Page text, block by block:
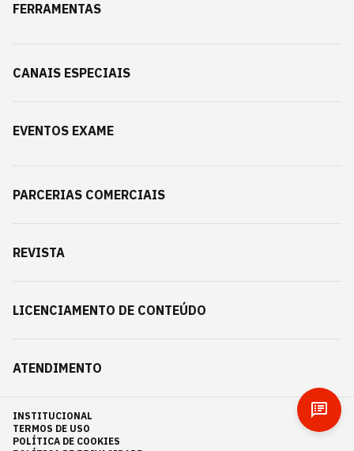
FERRAMENTAS
CANAIS ESPECIAIS
EVENTOS EXAME
PARCERIAS COMERCIAIS
REVISTA
LICENCIAMENTO DE CONTEÚDO
ATENDIMENTO
INSTITUCIONAL
TERMOS DE USO
POLÍTICA DE COOKIES